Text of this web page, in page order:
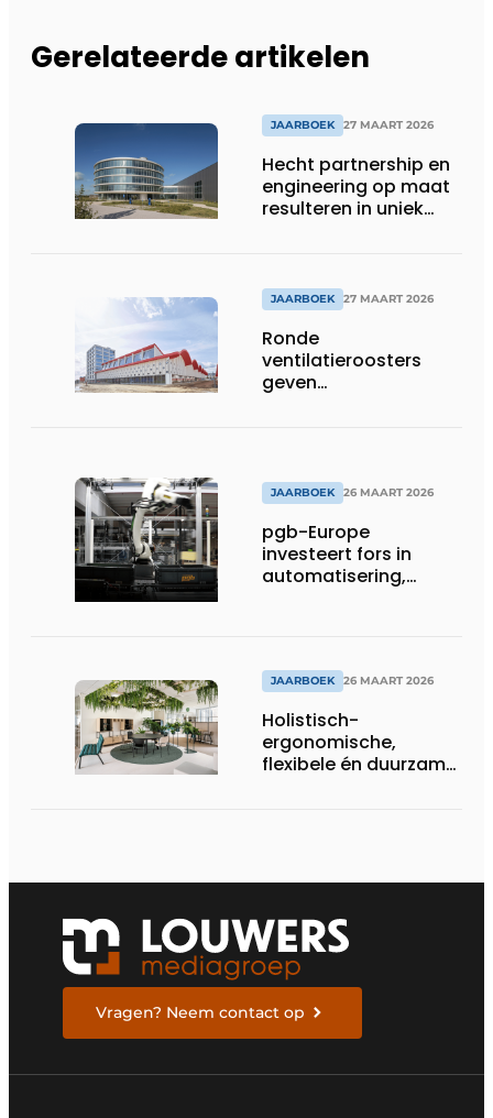
Gerelateerde artikelen
JAARBOEK 27 MAART 2026
Hecht partnership en
engineering op maat
resulteren in uniek
JAARBOEK 27 MAART 2026
Ronde
ventilatieroosters
geven
JAARBOEK 26 MAART 2026
pgb-Europe
investeert fors in
automatisering,
JAARBOEK 26 MAART 2026
Holistisch-
ergonomische,
flexibele én duurzame
Vragen? Neem contact op